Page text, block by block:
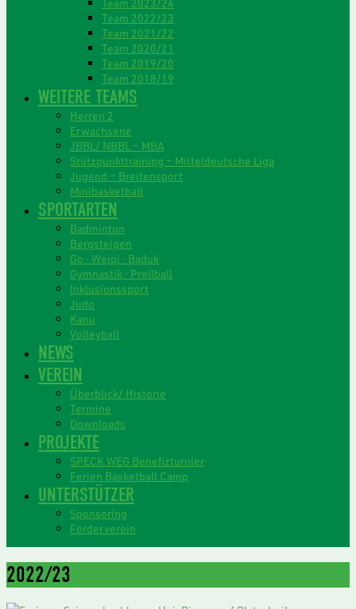
Team 2022/23
Team 2021/22
Team 2020/21
Team 2019/20
Team 2018/19
WEITERE TEAMS
Herren 2
Erwachsene
JBBL/ NBBL – MBA
Stützpunkttraining – Mitteldeutsche Liga
Jugend – Breitensport
Minibasketball
SPORTARTEN
Badminton
Bergsteigen
Go · Weiqi · Baduk
Gymnastik · Prellball
Inklusionssport
Judo
Kanu
Volleyball
NEWS
VEREIN
Überblick/ Historie
Termine
Downloads
PROJEKTE
SPECK WEG Benefizturnier
Ferien Basketball Camp
UNTERSTÜTZER
Sponsoring
Förderverein
2022/23